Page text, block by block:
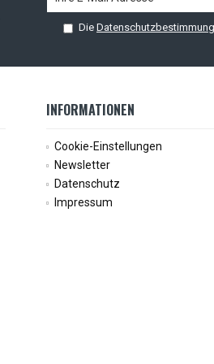
Die
INFORMATIONEN
Cookie-Einstellungen
Newsletter
Datenschutz
Impressum